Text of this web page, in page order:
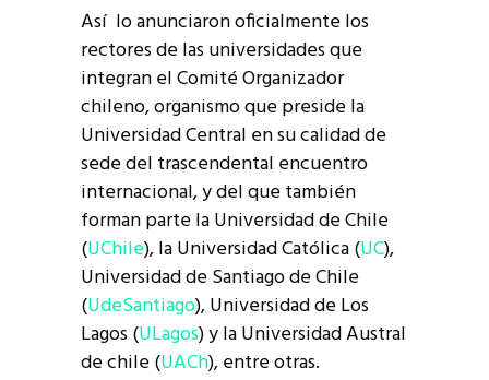
Así lo anunciaron oficialmente los
rectores de las universidades que
integran el Comité Organizador
chileno, organismo que preside la
Universidad Central en su calidad de
sede del trascendental encuentro
internacional, y del que también
forman parte la Universidad de Chile
(UChile), la Universidad Católica (UC),
Universidad de Santiago de Chile
(UdeSantiago), Universidad de Los
Lagos (ULagos) y la Universidad Austral
de chile (UACh), entre otras.